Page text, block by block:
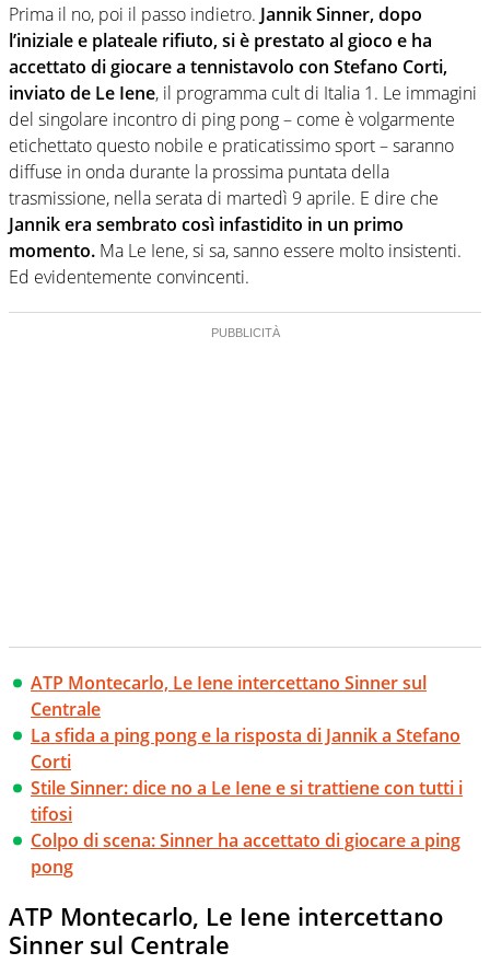
Prima il no, poi il passo indietro. Jannik Sinner, dopo
l’iniziale e plateale rifiuto, si è prestato al gioco e ha
accettato di giocare a tennistavolo con Stefano Corti,
inviato de Le Iene, il programma cult di Italia 1. Le immagini
del singolare incontro di ping pong – come è volgarmente
etichettato questo nobile e praticatissimo sport – saranno
diffuse in onda durante la prossima puntata della
trasmissione, nella serata di martedì 9 aprile. E dire che
Jannik era sembrato così infastidito in un primo
momento. Ma Le Iene, si sa, sanno essere molto insistenti.
Ed evidentemente convincenti.
ATP Montecarlo, Le Iene intercettano Sinner sul
Centrale
La sfida a ping pong e la risposta di Jannik a Stefano
Corti
Stile Sinner: dice no a Le Iene e si trattiene con tutti i
tifosi
Colpo di scena: Sinner ha accettato di giocare a ping
pong
ATP Montecarlo, Le Iene intercettano
Sinner sul Centrale